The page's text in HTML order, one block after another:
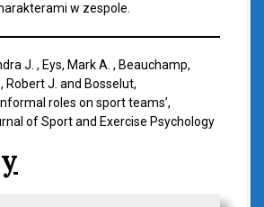
w zespole.
J. , Eys, Mark A. , Beauchamp,
Robert J. and Bosselut,
roles on sport teams’,
of Sport and Exercise Psychology